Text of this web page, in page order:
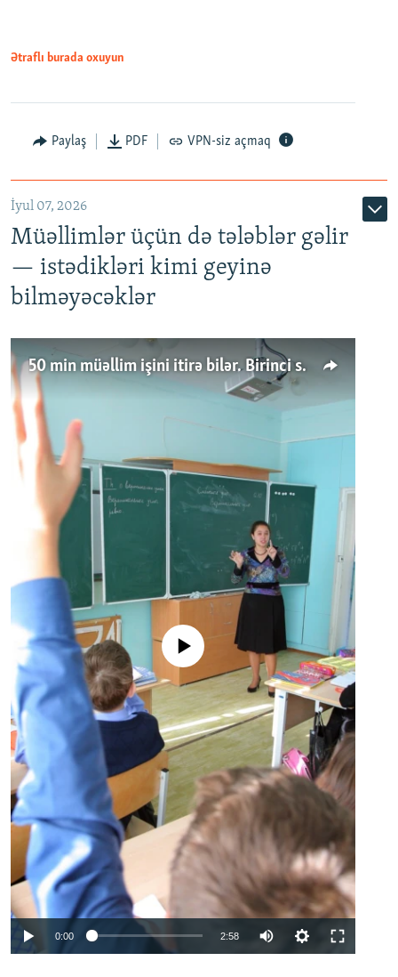
Ətraflı burada oxuyun
Paylaş PDF VPN-siz açmaq
İyul 07, 2026
Müəllimlər üçün də tələblər gəlir
— istədikləri kimi geyinə
bilməyəcəklər
50 min müəllim işini itirə bilər. Birinci sinfə gedənlər azalır
No media source currently available
0:00 2:58